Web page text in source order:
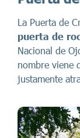
La Puerta de
puerta de
Nacional de
nombre viene
justamente